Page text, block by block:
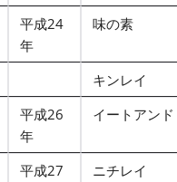
平成24
年
味の素
キンレイ
平成26
年
イートアンド
平成27
ニチレイ